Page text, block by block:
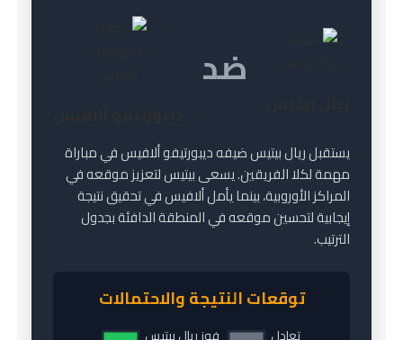
ضد
يستقبل ريال بيتيس ضيفه ديبورتيفو ألافيس في مباراة
مهمة لكلا الفريقين. يسعى بيتيس لتعزيز موقعه في
المراكز الأوروبية، بينما يأمل ألافيس في تحقيق نتيجة
إيجابية لتحسين موقعه في المنطقة الدافئة بجدول
الترتيب.
توقعات النتيجة والاحتمالات